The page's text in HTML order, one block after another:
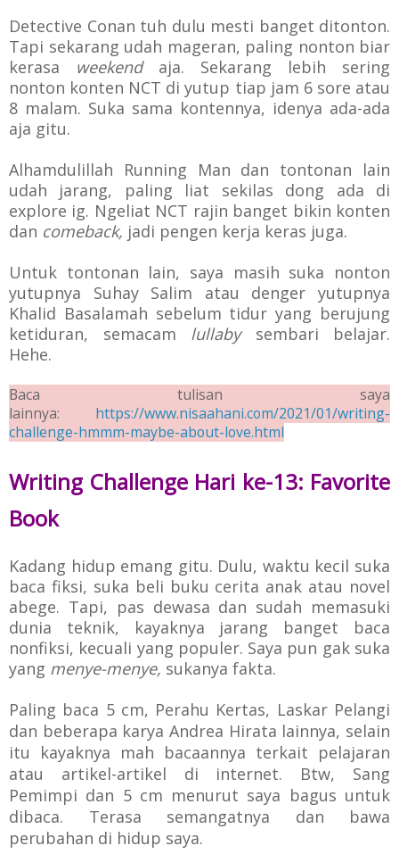
Detective Conan tuh dulu mesti banget ditonton.
Tapi sekarang udah mageran, paling nonton biar
kerasa weekend aja. Sekarang lebih sering
nonton konten NCT di yutup tiap jam 6 sore atau
8 malam. Suka sama kontennya, idenya ada-ada
aja gitu.
Alhamdulillah Running Man dan tontonan lain
udah jarang, paling liat sekilas dong ada di
explore ig. Ngeliat NCT rajin banget bikin konten
dan comeback, jadi pengen kerja keras juga.
Untuk tontonan lain, saya masih suka nonton
yutupnya Suhay Salim atau denger yutupnya
Khalid Basalamah sebelum tidur yang berujung
ketiduran, semacam lullaby sembari belajar.
Hehe.
Baca tulisan saya
lainnya: https://www.nisaahani.com/2021/01/writing-
challenge-hmmm-maybe-about-love.html
Writing Challenge Hari ke-13: Favorite
Book
Kadang hidup emang gitu. Dulu, waktu kecil suka
baca fiksi, suka beli buku cerita anak atau novel
abege. Tapi, pas dewasa dan sudah memasuki
dunia teknik, kayaknya jarang banget baca
nonfiksi, kecuali yang populer. Saya pun gak suka
yang menye-menye, sukanya fakta.
Paling baca 5 cm, Perahu Kertas, Laskar Pelangi
dan beberapa karya Andrea Hirata lainnya, selain
itu kayaknya mah bacaannya terkait pelajaran
atau artikel-artikel di internet. Btw, Sang
Pemimpi dan 5 cm menurut saya bagus untuk
dibaca. Terasa semangatnya dan bawa
perubahan di hidup saya.